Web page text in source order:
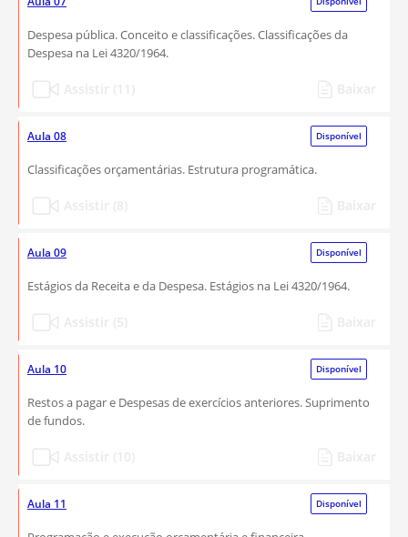
Despesa pública. Conceito e classificações. Classificações da
Despesa na Lei 4320/1964.
Aula 08 Disponível
Classificações orçamentárias. Estrutura programática.
Aula 09 Disponível
Estágios da Receita e da Despesa. Estágios na Lei 4320/1964.
Aula 10 Disponível
Restos a pagar e Despesas de exercícios anteriores. Suprimento
de fundos.
Aula 11 Disponível